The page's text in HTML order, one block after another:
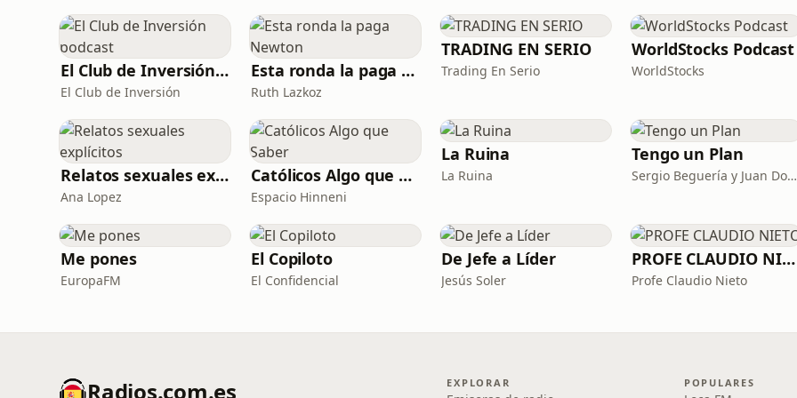
El Club de Inversión podcast
El Club de Inversión
Esta ronda la paga Newton
Ruth Lazkoz
TRADING EN SERIO
Trading En Serio
WorldStocks Podcast
WorldStocks
Relatos sexuales explícitos
Ana Lopez
Católicos Algo que Saber
Espacio Hinneni
La Ruina
La Ruina
Tengo un Plan
Sergio Beguería y Juan Domínguez
Me pones
EuropaFM
El Copiloto
El Confidencial
De Jefe a Líder
Jesús Soler
PROFE CLAUDIO NIETO
Profe Claudio Nieto
Radios.com.es EXPLORAR POPULARES